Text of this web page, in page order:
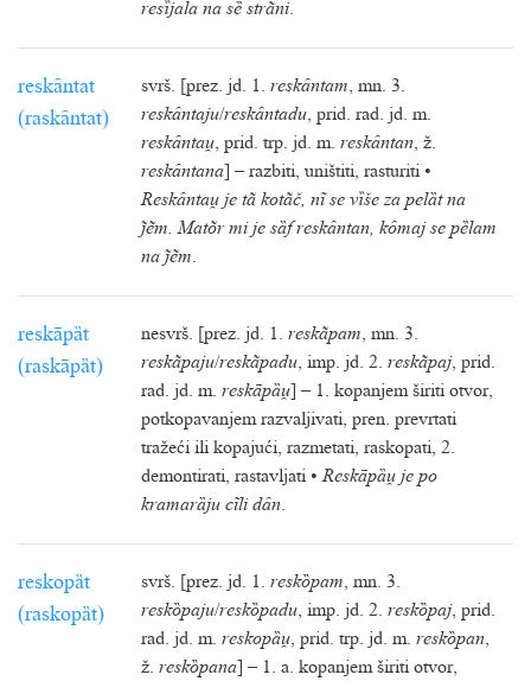
resȉjala na sȅ strãni.
reskȃntat
(raskȃntat)
svrš. [prez. jd. 1. reskȃntam, mn. 3.
reskȃntaju/reskȃntadu, prid. rad. jd. m.
reskȃnta, prid. trp. jd. m. reskȃntan, ž.
reskȃntana ] – razbiti, uništiti, rasturiti •
Reskȃnta je tã kotãč, nĩ se vȉše za pelȁt na
ẽm. Matõr mi je sȁf reskȃntan, kȏmaj se pȅlam
na ẽm.
reskāpȁt
(raskāpȁt)
nesvrš. [prez. jd. 1. reskãpam, mn. 3.
reskãpaju/reskãpadu, imp. jd. 2. reskãpaj, prid.
rad. jd. m. reskāpȁ ] – 1. kopanjem širiti otvor,
potkopavanjem razvaljivati, pren. prevrtati
tražeći ili kopajući, razmetati, raskopati, 2.
demontirati, rastavljati •Reskāpȁ je po
kramarȁju cĩli dȃn.
reskopȁt
(raskopȁt)
svrš. [prez. jd. 1. reskȍpam, mn. 3.
reskȍpaju/reskȍpadu, imp. jd. 2. reskȍpaj, prid.
rad. jd. m. reskopȁ, prid. trp. jd. m. reskȍpan,
ž. reskȍpana ] – 1. a. kopanjem širiti otvor,